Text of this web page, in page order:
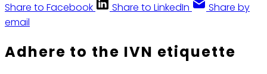
Share to Facebook
Share to LinkedIn
Share by
email
Adhere to the IVN etiquette